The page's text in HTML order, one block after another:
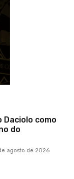
Daciolo como
do
agosto de 2026